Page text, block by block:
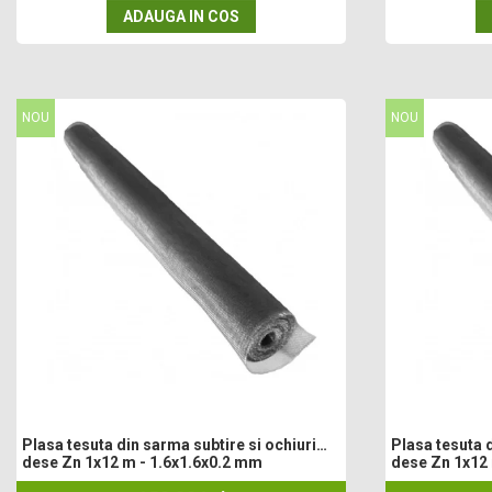
Articole Electrice
Sigurante electrice
Surse de iluminat
Plafoniere
Scule Pentru Construcții
Ciocane rotopercutoare
Plasa sarma galvanizata zincata
Sarma moale neagra pentru fierari si
Plase anti insecte
Plase anti pasari
ADAUGA IN COS
NOU
Plasa tesuta din sarma subtire si ochiuri
dese Zn 1x12 m - 1.6x1.6x0.2 mm
NOU
Plasa tesuta
dese Zn